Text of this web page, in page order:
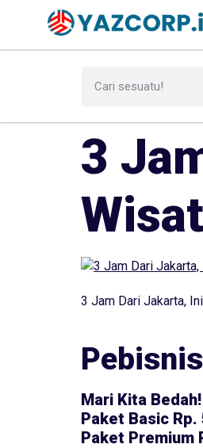
3
3 Jam Dari Jakarta,
Pebisnis
Mari Kita Bedah!
Paket Basic Rp.
Paket Premium